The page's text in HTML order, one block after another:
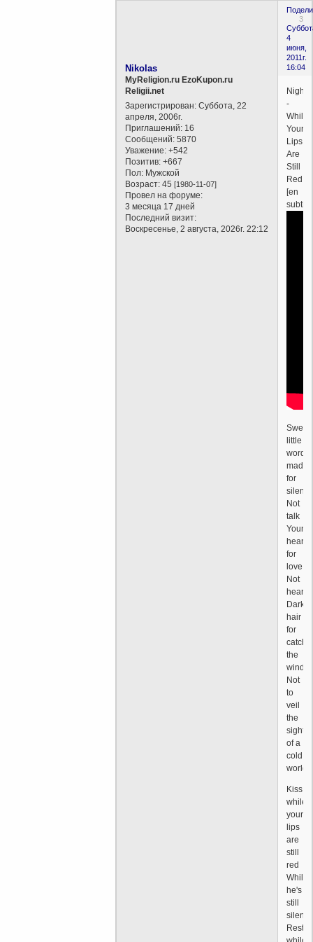
3
4
июня,
2011г.
16:04
Nikolas
MyReligion.ru EzoKupon.ru
Religii.net
Зарегистрирован: Суббота, 22
апреля, 2006г.
Приглашений: 16
Сообщений: 5870
Уважение: +542
Позитив: +667
Пол: Мужской
Возраст: 45[1980-11-07]
Провел на форуме:
3 месяца 17 дней
Последний визит:
Воскресенье, 2 августа, 2026г. 22:12
-
While
Your
Lips
Are
Still
Red
[en
Sweet
little
words
made
for
silence
Not
talk
Young
heart
for
love
Not
Dark
hair
for
the
wind
Not
to
veil
the
sight
of a
cold
world
Kiss
while
your
lips
are
still
red
While
he's
still
silent
Rest